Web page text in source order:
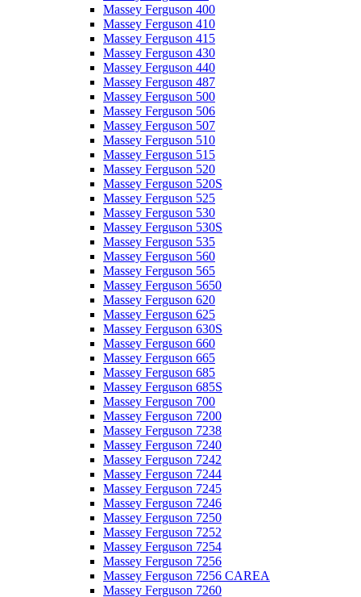
Massey Ferguson 400
Massey Ferguson 410
Massey Ferguson 415
Massey Ferguson 430
Massey Ferguson 440
Massey Ferguson 487
Massey Ferguson 500
Massey Ferguson 506
Massey Ferguson 507
Massey Ferguson 510
Massey Ferguson 515
Massey Ferguson 520
Massey Ferguson 520S
Massey Ferguson 525
Massey Ferguson 530
Massey Ferguson 530S
Massey Ferguson 535
Massey Ferguson 560
Massey Ferguson 565
Massey Ferguson 5650
Massey Ferguson 620
Massey Ferguson 625
Massey Ferguson 630S
Massey Ferguson 660
Massey Ferguson 665
Massey Ferguson 685
Massey Ferguson 685S
Massey Ferguson 700
Massey Ferguson 7200
Massey Ferguson 7238
Massey Ferguson 7240
Massey Ferguson 7242
Massey Ferguson 7244
Massey Ferguson 7245
Massey Ferguson 7246
Massey Ferguson 7250
Massey Ferguson 7252
Massey Ferguson 7254
Massey Ferguson 7256
Massey Ferguson 7256 CAREA
Massey Ferguson 7260